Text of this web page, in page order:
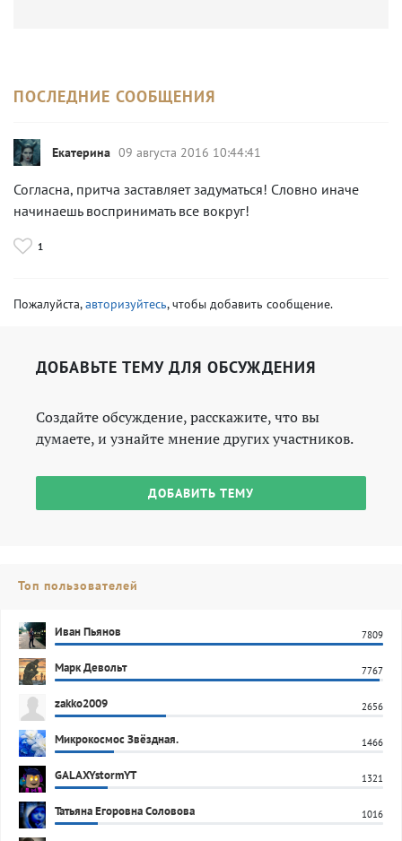
ПОСЛЕДНИЕ СООБЩЕНИЯ
Екатерина 09 августа 2016 10:44:41
Согласна, притча заставляет задуматься! Словно иначе
начинаешь воспринимать все вокруг!
1
Пожалуйста,авторизуйтесь, чтобы добавить сообщение.
ДОБАВЬТЕ ТЕМУ ДЛЯ ОБСУЖДЕНИЯ
Создайте обсуждение, расскажите, что вы
думаете, и узнайте мнение других участников.
ДОБАВИТЬ ТЕМУ
Топ пользователей
Иван Пьянов 7809
Марк Девольт 7767
zakko2009 2656
Микрокосмос Звёздная. 1466
GALAXYstormYT 1321
Татьяна Егоровна Соловова 1016